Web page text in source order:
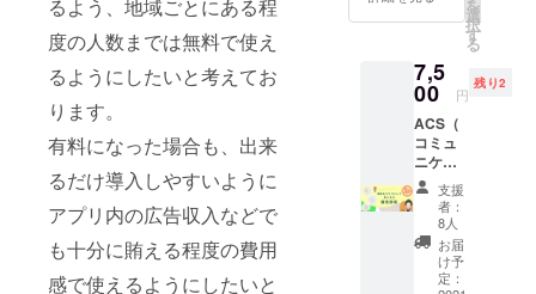
るよう、地域ごとにある程
度の人数までは無料で使え
るようにしたいと考えてお
ります。
有料になった場合も、出来
るだけ導入しやすいように
アプリ内の広告収入などで
も十分に賄える程度の費用
感で使えるようにしたいと
A!高等
校）に
進学。
自分の
活動も
しなが
ら高校
卒業を
目指
す。 現
在、5月
にクラ
ウド
住いの
くる」
が導入
された
際にご
連絡頂
けれ
ば、付
与させ
て頂き
ます。
詳しい
付与方
ンガー
ソング
ター、
イラス
トレー
ター 中
学2年生
になっ
た翌日
から学
校に行
（写真
のもの
は別途
レジン
で追加
加工）
それ以
外にも
様々な
パーツ
が入っ
ており
いた懐
中時計
インス
タ映え
しそう
なアイ
テムを
そろえ
ました♪
フォー
スプレ
イスさ
んのHP
を
選
択
す
る
7,5
00 円
残り2
ACS（
コミュ
ニケー
ション
構造分
析)テス
トと分
析解
説。【1
支援
者：
8人
お届
け予
定：